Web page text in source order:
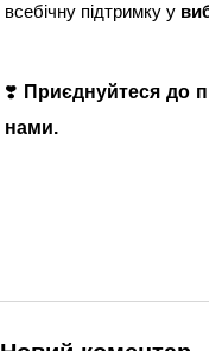
всебічну підтримку у
❣️ Приєднуйтеся до
нами.